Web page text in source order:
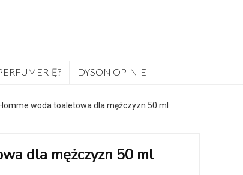
DYSON OPINIE
woda toaletowa dla mężczyzn 50 ml
dla mężczyzn 50 ml